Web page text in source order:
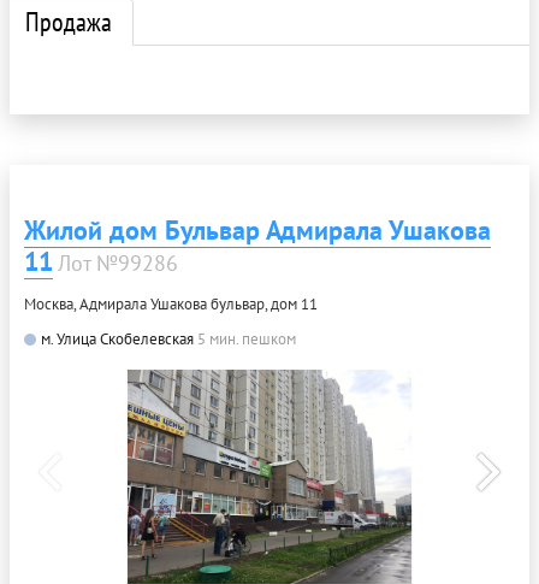
Продажа
Жилой дом Бульвар Адмирала Ушакова
11 Лот №99286
Москва, Адмирала Ушакова бульвар, дом 11
м. Улица Скобелевская 5 мин. пешком